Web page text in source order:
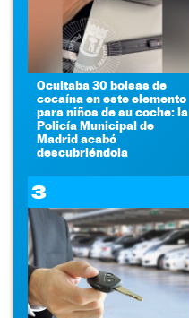
Ocultaba 30 bolsas de
cocaína en este elemento
para niños de su coche: la
Policía Municipal de
Madrid acabó
descubriéndola
3